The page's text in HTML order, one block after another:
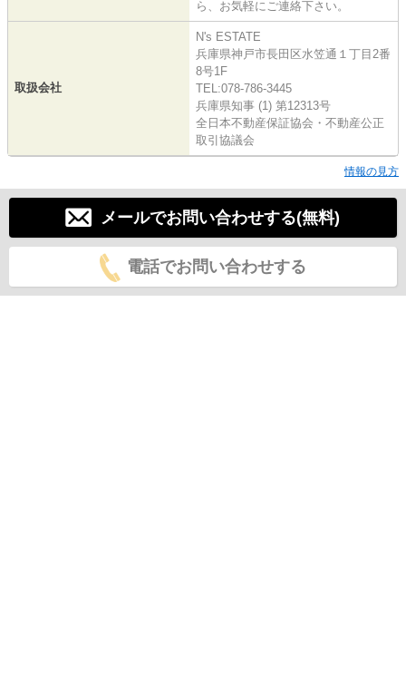
ら、お気軽にご連絡下さい。
取扱会社
N's ESTATE
兵庫県神戸市長田区水笠通１丁目2番
8号1F
TEL:078-786-3445
兵庫県知事 (1) 第12313号
全日本不動産保証協会・不動産公正
取引協議会
情報の見方
メールでお問い合わせする(無料)
電話でお問い合わせする